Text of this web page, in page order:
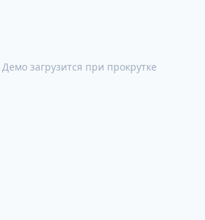
Демо загрузится при прокрутке